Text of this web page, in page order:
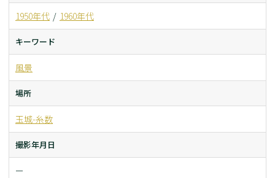
1950年代 1960年代
キーワード
風景
場所
玉城-糸数
撮影年月日
ー